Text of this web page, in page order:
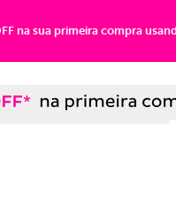
na sua primeira compra